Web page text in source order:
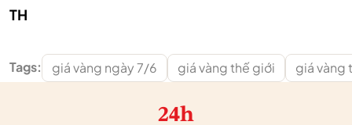
TH
Tags: giá vàng ngày 7/6 giá vàng thế giới giá vàng
24h